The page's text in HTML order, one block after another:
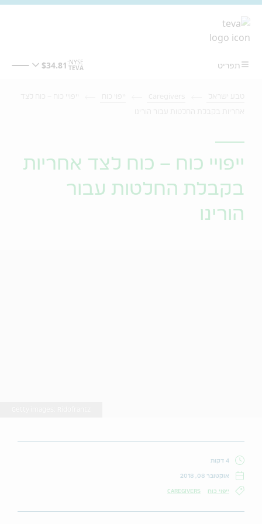
ייפויי כוח – כוח לצד אחריות
בקבלת החלטות עבור
הורינו
4 דקות
אוקטובר 08, 2018
ייפוי כוח CAREGIVERS